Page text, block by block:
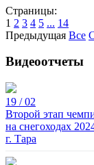
Страницы:
1 2 3 4 5 ... 14
Предыдущая Все
Видеоотчеты
19 / 02
Второй этап
на снегоходах
г. Тара